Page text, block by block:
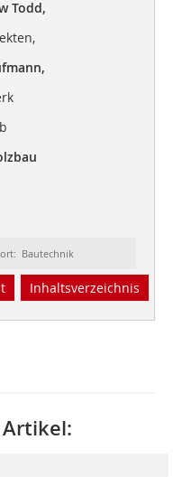
Todd,
Bautechnik
Inhaltsverzeichnis